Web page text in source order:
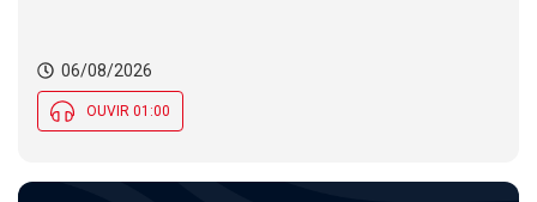
cerâmica em SC
06/08/2026
OUVIR 01:00